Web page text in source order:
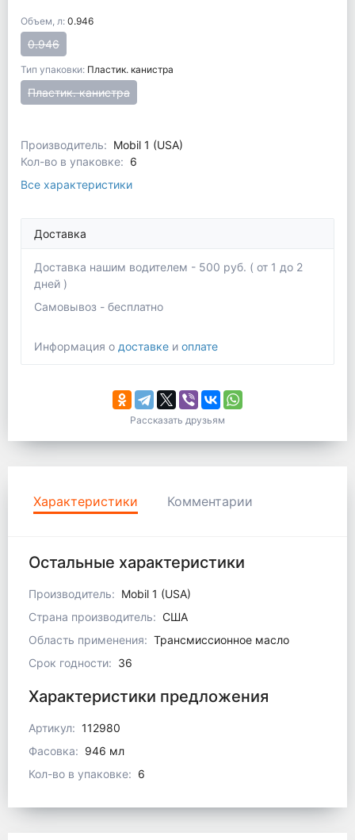
Объем, л: 0.946
0.946
Тип упаковки: Пластик. канистра
Пластик. канистра
Производитель: Mobil 1 (USA)
Кол-во в упаковке: 6
Все характеристики
Доставка
Доставка нашим водителем - 500 руб. ( от 1 до 2
дней )
Самовывоз - бесплатно
Информация о доставке и оплате
Рассказать друзьям
Характеристики Комментарии
Остальные характеристики
Производитель: Mobil 1 (USA)
Страна производитель: США
Область применения: Трансмиссионное масло
Срок годности: 36
Характеристики предложения
Артикул: 112980
Фасовка: 946 мл
Кол-во в упаковке: 6